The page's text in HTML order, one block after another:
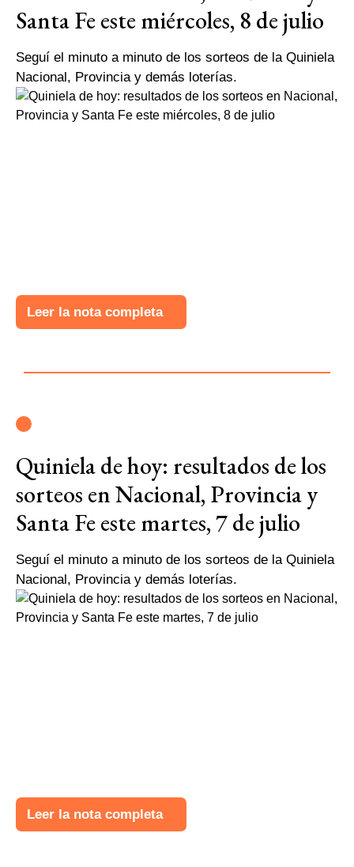
Santa Fe este miércoles, 8 de julio
Seguí el minuto a minuto de los sorteos de la Quiniela
Nacional, Provincia y demás loterías.
Leer la nota completa
Quiniela de hoy: resultados de los
sorteos en Nacional, Provincia y
Santa Fe este martes, 7 de julio
Seguí el minuto a minuto de los sorteos de la Quiniela
Nacional, Provincia y demás loterías.
Leer la nota completa